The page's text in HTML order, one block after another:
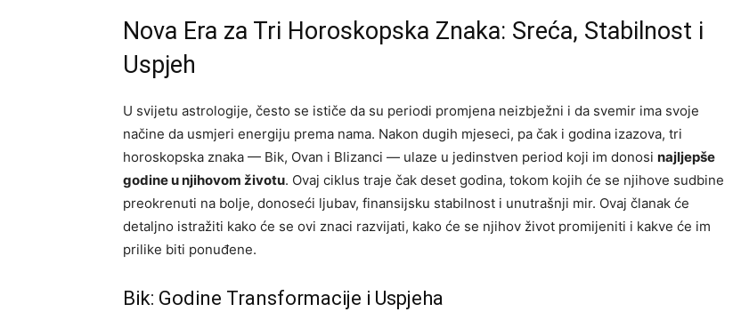
Nova Era za Tri Horoskopska Znaka: Sreća, Stabilnost i
Uspjeh
U svijetu astrologije, često se ističe da su periodi promjena neizbježni i da svemir ima svoje
načine da usmjeri energiju prema nama. Nakon dugih mjeseci, pa čak i godina izazova, tri
horoskopska znaka — Bik, Ovan i Blizanci — ulaze u jedinstven period koji im donosi najljepše
godine u njihovom životu. Ovaj ciklus traje čak deset godina, tokom kojih će se njihove sudbine
preokrenuti na bolje, donoseći ljubav, finansijsku stabilnost i unutrašnji mir. Ovaj članak će
detaljno istražiti kako će se ovi znaci razvijati, kako će se njihov život promijeniti i kakve će im
prilike biti ponuđene.
Bik: Godine Transformacije i Uspjeha